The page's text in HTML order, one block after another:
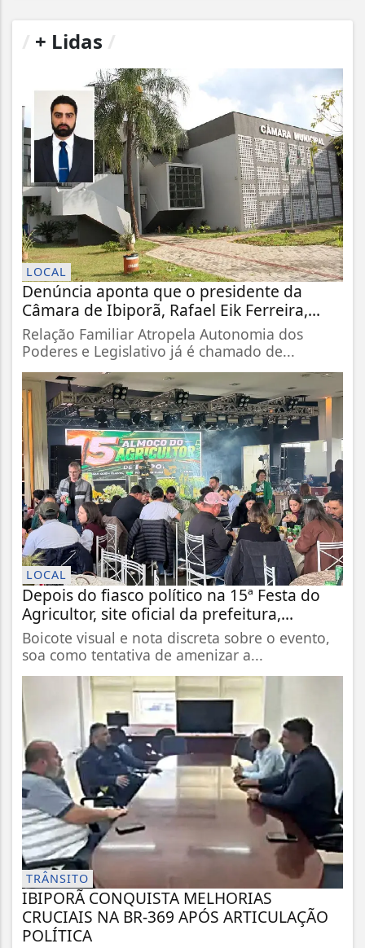
+ Lidas
LOCAL
Denúncia aponta que o presidente da
Câmara de Ibiporã, Rafael Eik Ferreira,...
Relação Familiar Atropela Autonomia dos
Poderes e Legislativo já é chamado de...
LOCAL
Depois do fiasco político na 15ª Festa do
Agricultor, site oficial da prefeitura,...
Boicote visual e nota discreta sobre o evento,
soa como tentativa de amenizar a...
TRÂNSITO
IBIPORÃ CONQUISTA MELHORIAS
CRUCIAIS NA BR-369 APÓS ARTICULAÇÃO
POLÍTICA